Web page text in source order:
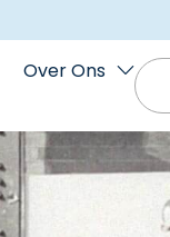
Over Ons